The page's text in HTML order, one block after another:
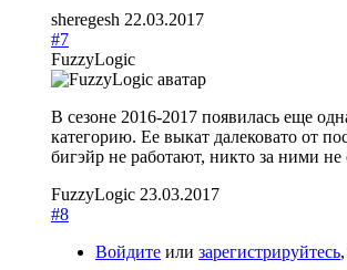
sheregesh 22.03.2017
#7
FuzzyLogic
В сезоне 2016-2017 появилась еще
категорию. Ее выкат далековато от
бигэйр не работают, никто за ними
FuzzyLogic 23.03.2017
#8
Войдите или зарегистрируйтесь